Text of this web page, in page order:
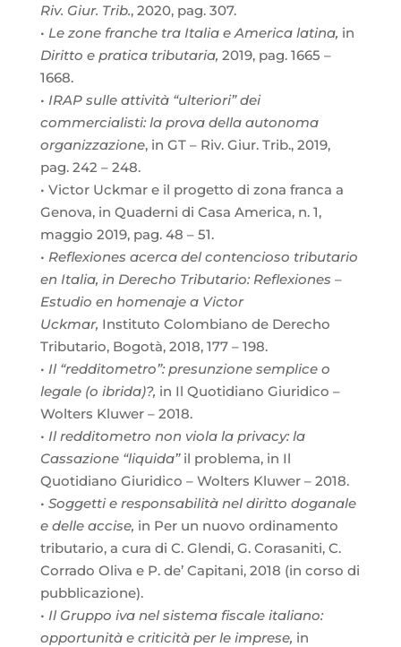
Riv. Giur. Trib., 2020, pag. 307.
• Le zone franche tra Italia e America latina, in
Diritto e pratica tributaria, 2019, pag. 1665 –
1668.
• IRAP sulle attività “ulteriori” dei
commercialisti: la prova della autonoma
organizzazione, in GT – Riv. Giur. Trib., 2019,
pag. 242 – 248.
• Victor Uckmar e il progetto di zona franca a
Genova, in Quaderni di Casa America, n. 1,
maggio 2019, pag. 48 – 51.
• Reflexiones acerca del contencioso tributario
en Italia, in Derecho Tributario: Reflexiones –
Estudio en homenaje a Victor
Uckmar, Instituto Colombiano de Derecho
Tributario, Bogotà, 2018, 177 – 198.
• Il “redditometro”: presunzione semplice o
legale (o ibrida)?, in Il Quotidiano Giuridico –
Wolters Kluwer – 2018.
• Il redditometro non viola la privacy: la
Cassazione “liquida”il problema, in Il
Quotidiano Giuridico – Wolters Kluwer – 2018.
• Soggetti e responsabilità nel diritto doganale
e delle accise, in Per un nuovo ordinamento
tributario, a cura di C. Glendi, G. Corasaniti, C.
Corrado Oliva e P. de’ Capitani, 2018 (in corso di
pubblicazione).
• Il Gruppo iva nel sistema fiscale italiano:
opportunità e criticità per le imprese, in